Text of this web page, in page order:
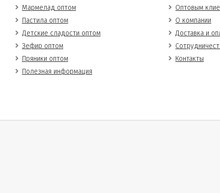
Мармелад оптом
Пастила оптом
Детские сладости оптом
Зефир оптом
Пряники оптом
Полезная информация
Оптовым
О компании
Доставка и
Контакты